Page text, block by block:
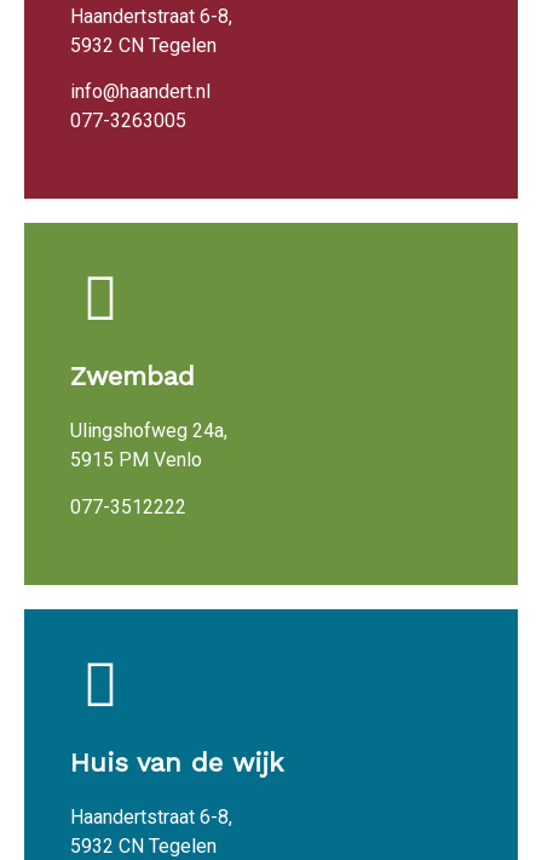
Haandertstraat 6-8,
5932 CN Tegelen
info@haandert.nl
077-3263005
Zwembad
Ulingshofweg 24a,
5915 PM Venlo
077-3512222
Huis van de wijk
Haandertstraat 6-8,
5932 CN Tegelen